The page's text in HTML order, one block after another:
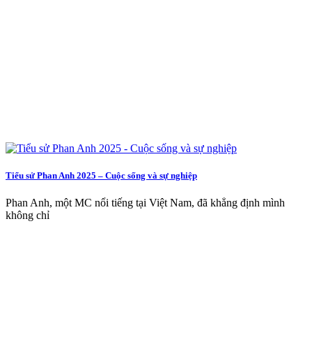
Tiểu sử Phan Anh 2025 – Cuộc sống và sự nghiệp
Phan Anh, một MC nổi tiếng tại Việt Nam, đã khẳng định mình
không chỉ